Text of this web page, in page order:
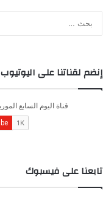
إنضم لقناتنا على اليوتيوب
تابعنا على فيسبوك